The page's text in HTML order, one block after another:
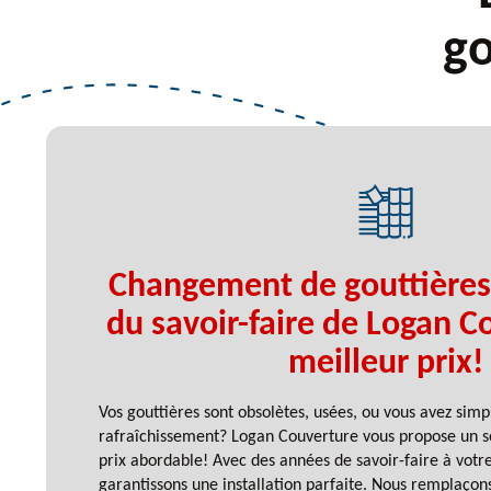
Changement de
du savoir-faire de Logan
meilleur prix!
Vos gouttières sont obsolètes, usées, ou vous avez
rafraîchissement? Logan Couverture vous propose un
prix abordable! Avec des années de savoir-faire à
garantissons une installation parfaite. Nous